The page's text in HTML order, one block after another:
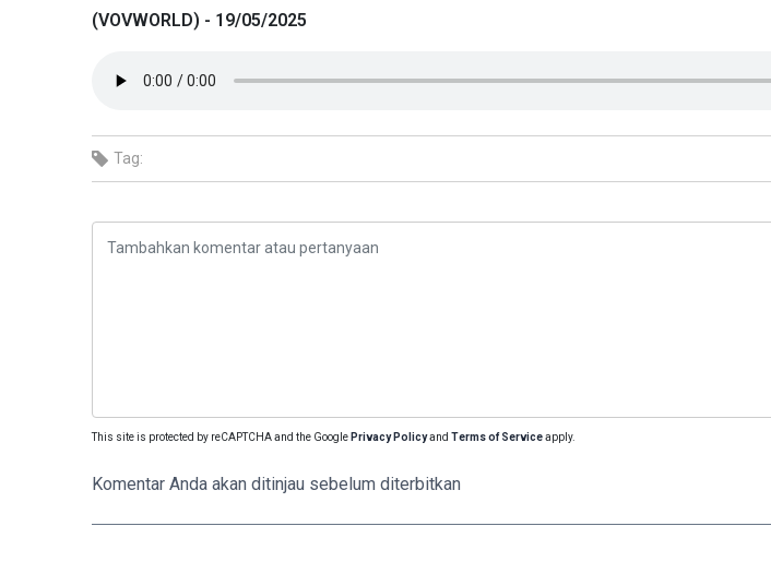
(VOVWORLD) - 19/05/2025
Tag:
This site is protected by reCAPTCHA and the Google Privacy Policyand Terms of Serviceapply.
Komentar Anda akan ditinjau sebelum diterbitkan